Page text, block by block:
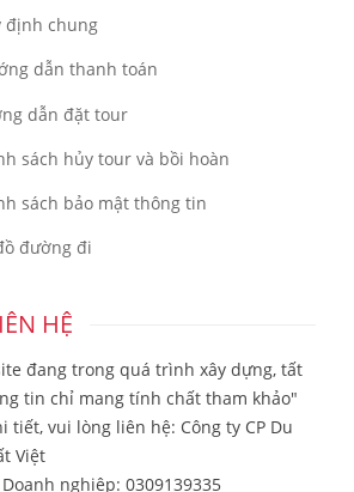
định chung
dẫn thanh toán
dẫn đặt tour
sách hủy tour và bồi hoàn
sách bảo mật thông tin
đường đi
HỆ
đang trong quá trình xây dựng, tất
tin chỉ mang tính chất tham khảo"
tiết, vui lòng liên hệ: Công ty CP Du
Việt
nghiệp: 0309139335